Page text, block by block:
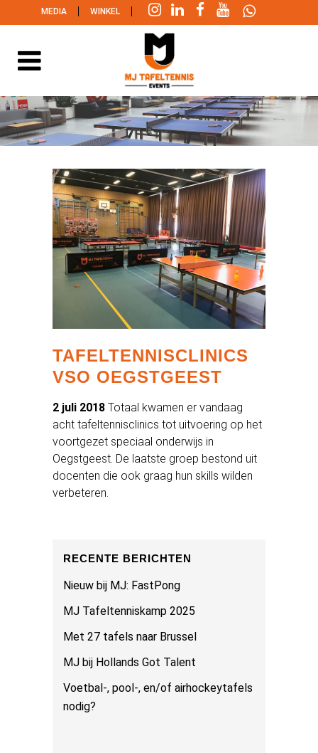
MEDIA | WINKEL |
TAFELTENNISCLINICS
VSO OEGSTGEEST
2 juli 2018 Totaal kwamen er vandaag
acht tafeltennisclinics tot uitvoering op het
voortgezet speciaal onderwijs in
Oegstgeest. De laatste groep bestond uit
docenten die ook graag hun skills wilden
verbeteren.
RECENTE BERICHTEN
Nieuw bij MJ: FastPong
MJ Tafeltenniskamp 2025
Met 27 tafels naar Brussel
MJ bij Hollands Got Talent
Voetbal-, pool-, en/of airhockeytafels
nodig?